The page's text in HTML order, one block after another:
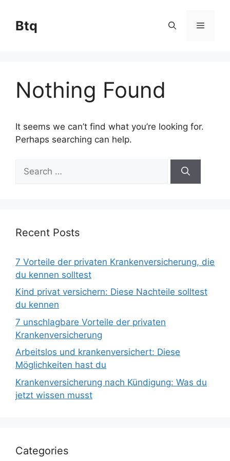
content
Btq Menu
Nothing Found
It seems we can’t find what you’re looking for.
Perhaps searching can help.
for:
Recent Posts
7 Vorteile der privaten Krankenversicherung, die
du kennen solltest
Kind privat versichern: Diese Nachteile solltest
du kennen
7 unschlagbare Vorteile der privaten
Krankenversicherung
Arbeitslos und krankenversichert: Diese
Möglichkeiten hast du
Krankenversicherung nach Kündigung: Was du
jetzt wissen musst
Categories